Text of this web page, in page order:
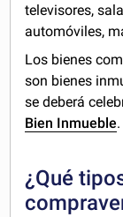
televisores,
automóviles,
Los bienes
son bienes
se deberá
Bien Inmueble.
¿Qué